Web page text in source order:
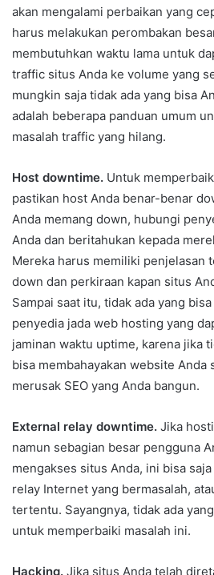
akan mengalami perbaikan yang
harus melakukan perombakan
membutuhkan waktu lama untuk
traffic situs Anda ke volume yang
mungkin saja tidak ada yang bisa
adalah beberapa panduan umum
masalah traffic yang hilang.
Host downtime. Untuk
pastikan host Anda benar-benar
Anda memang down, hubungi
Anda dan beritahukan kepada
Mereka harus memiliki penjelasan
down dan perkiraan kapan situs
Sampai saat itu, tidak ada yang
penyedia jada web hosting yang
jaminan waktu uptime, karena jika
bisa membahayakan website Anda
merusak SEO yang Anda bangun.
External relay downtime. Jika
namun sebagian besar pengguna
mengakses situs Anda, ini bisa
relay Internet yang bermasalah,
tertentu. Sayangnya, tidak ada
untuk memperbaiki masalah ini.
Hacking. Jika situs Anda telah